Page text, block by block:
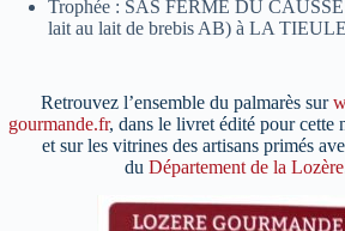
Trophée : SAS FERME DU
lait au lait de brebis AB) à LA TIEULE
Retrouvez l’ensemble du palmarès sur
gourmande.fr, dans le livret édité pour cette
et sur les vitrines des artisans primés
du Département de la Lozère